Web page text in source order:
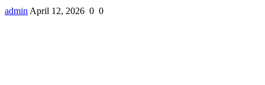
admin April 12, 2026 0 0